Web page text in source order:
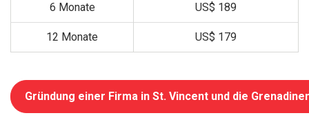
6 Monate US$ 189
12 Monate US$ 179
Gründung einer Firma in St. Vincent und die